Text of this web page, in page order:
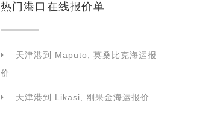
热门港口在线报价单
天津港到 Maputo, 莫桑比克海运报
价
天津港到 Likasi, 刚果金海运报价